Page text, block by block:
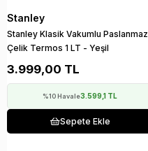
Stanley
Stanley Klasik Vakumlu Paslanmaz
Çelik Termos 1 LT - Yeşil
3.999,00 TL
%10 Havale3.599,1 TL
Sepete Ekle